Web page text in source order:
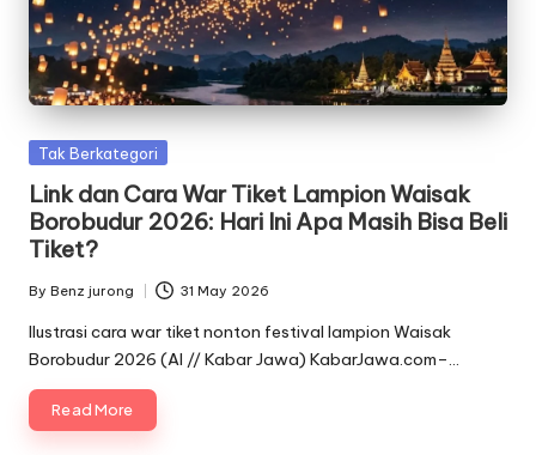
Posted
Tak Berkategori
Link dan Cara War Tiket Lampion Waisak
Borobudur 2026: Hari Ini Apa Masih Bisa Beli
Tiket?
Posted
by
By Benz jurong 31 May 2026
Ilustrasi cara war tiket nonton festival lampion Waisak
Borobudur 2026 (AI // Kabar Jawa) KabarJawa.com–…
Read More